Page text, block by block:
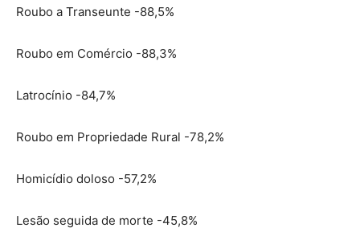
Roubo a Transeunte -88,5%
Roubo em Comércio -88,3%
Latrocínio -84,7%
Roubo em Propriedade Rural -78,2%
Homicídio doloso -57,2%
Lesão seguida de morte -45,8%